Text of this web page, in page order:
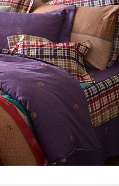
先享後付」服務完成之交
並將交易相關給付款項請求債
址：
監護人之同意方可使用
之損失，本公司不負相關責
帳號之用戶狀況，依本公司即
之情形，本公司將視審查結果
冊。若發現惡意使用之情形，
用額度並採取法律行動。